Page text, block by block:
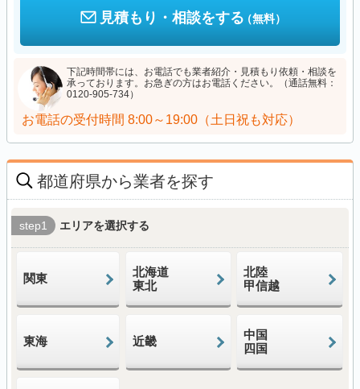
見積もり・相談をする（無料）
下記時間帯には、お電話でも業者紹介・見積もり依頼・相談を
承っております。お急ぎの方はお電話ください。（通話無料：
0120-905-734）
お電話の受付時間 8:00～19:00（土日祝も対応）
都道府県から業者を探す
step1 エリアを選択する
関東
北海道
東北
北陸
甲信越
東海 近畿
中国
四国